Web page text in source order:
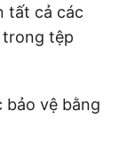
tất cả các
trong tệp
bảo vệ bằng